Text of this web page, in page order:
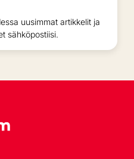
uusimmat artikkelit ja
sähköpostiisi.